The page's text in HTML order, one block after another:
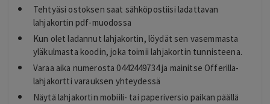
Tehtyäsi ostoksen saat sähköpostiisi ladattavan
lahjakortin pdf-muodossa
Kun olet ladannut lahjakortin, löydät sen vasemmasta
yläkulmasta koodin, joka toimii lahjakortin tunnisteena.
Varaa aika numerosta 0442449734 ja mainitse Offerilla-
lahjakortti varauksen yhteydessä
Näytä lahjakortin mobiili- tai paperiversio paikan päällä